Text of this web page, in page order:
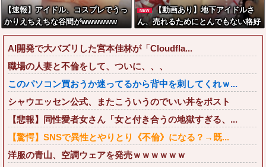
【速報】アイドル、コスプレでうっ
かりえちえちな谷間がwwwwww
NEW
【動画あり】地下アイドルさ
ん、売れるためにとんでもない格好
でここまでしなきゃいけないと判明
ｗｗｗｗｗ
AI開発で大バズリした宮本佳林が「Cloudfla...
職場の人妻と不倫をして、ついに、、、
このパソコン買おうか迷ってるから背中を刺してくれｗ...
シャウエッセン公式、またこういうのでいい丼をポスト
【悲報】同性愛者女さん「女と付き合うの地獄すぎる、...
【驚愕】SNSで異性とやりとり《不倫》になる？→既...
洋服の青山、空調ウェアを発売ｗｗｗｗｗｗ